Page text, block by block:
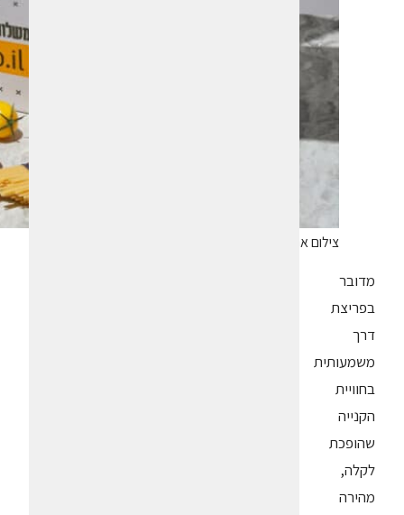
צילום אנטולי מיכאלו
מדובר
בפריצת
דרך
משמעותית
בחוויית
הקנייה
שהופכת
לקלה,
מהירה